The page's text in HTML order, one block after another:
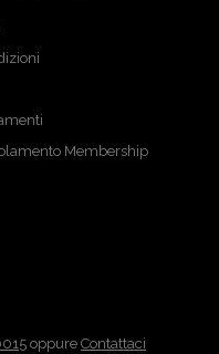
Membership
oppure Contattaci